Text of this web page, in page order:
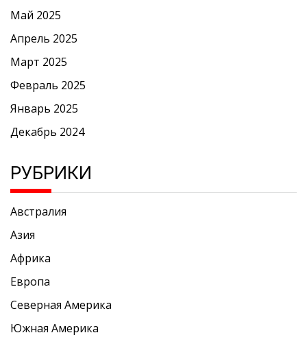
Май 2025
Апрель 2025
Март 2025
Февраль 2025
Январь 2025
Декабрь 2024
РУБРИКИ
Австралия
Азия
Африка
Европа
Северная Америка
Южная Америка